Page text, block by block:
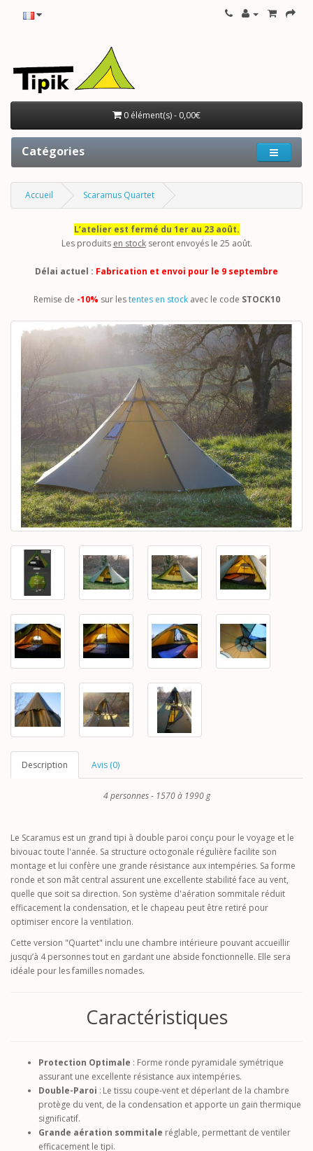
0 élément(s) - 0,00€
Catégories
Accueil Scaramus Quartet
L’atelier est fermé du 1er au 23 août.
Les produits en stockseront envoyés le 25 août.
Délai actuel : Fabrication et envoi pour le 9 septembre
Remise de -10% sur lestentes en stockavec le code STOCK10
Description Avis (0)
4 personnes - 1570 à 1990 g
Le Scaramus est un grand tipi à double paroi conçu pour le voyage et le
bivouac toute l'année. Sa structure octogonale régulière facilite son
montage et lui confère une grande résistance aux intempéries. Sa forme
ronde et son mât central assurent une excellente stabilité face au vent,
quelle que soit sa direction. Son système d'aération sommitale réduit
efficacement la condensation, et le chapeau peut être retiré pour
optimiser encore la ventilation.
Cette version "Quartet" inclu une chambre intérieure pouvant accueillir
jusqu’à 4 personnes tout en gardant une abside fonctionnelle. Elle sera
idéale pour les familles nomades.
Caractéristiques
Protection Optimale : Forme ronde pyramidale symétrique
assurant une excellente résistance aux intempéries.
Double-Paroi : Le tissu coupe-vent et déperlant de la chambre
protège du vent, de la condensation et apporte un gain thermique
significatif.
Grande aération sommitale réglable, permettant de ventiler
efficacement le tipi.